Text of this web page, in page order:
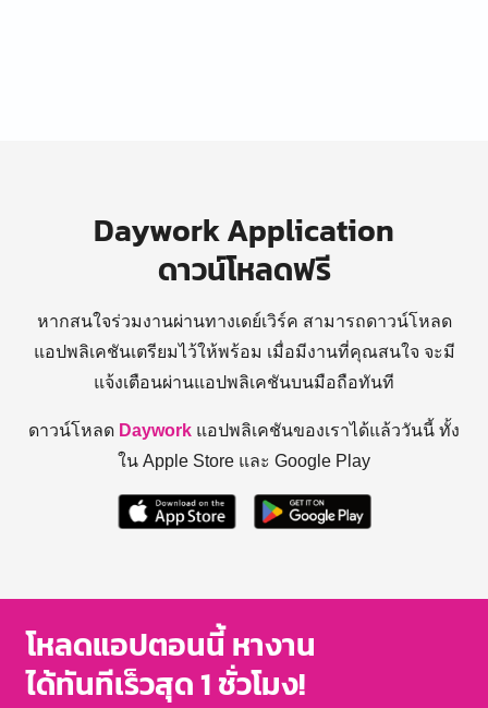
Daywork Application
ดาวน์โหลดฟรี
หากสนใจร่วมงานผ่านทางเดย์เวิร์ค สามารถดาวน์โหลด
แอปพลิเคชันเตรียมไว้ให้พร้อม เมื่อมีงานที่คุณสนใจ จะมี
แจ้งเตือนผ่านแอปพลิเคชันบนมือถือทันที
ดาวน์โหลด Daywork แอปพลิเคชันของเราได้แล้ววันนี้ ทั้ง
ใน Apple Store และ Google Play
โหลดแอปตอนนี้ หางาน
ได้ทันทีเร็วสุด 1 ชั่วโมง!